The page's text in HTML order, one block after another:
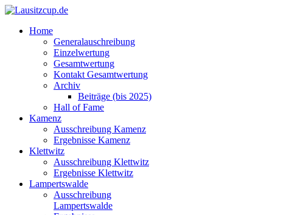
Home
Generalauschreibung
Einzelwertung
Gesamtwertung
Kontakt Gesamtwertung
Archiv
Beiträge (bis 2025)
Hall of Fame
Kamenz
Ausschreibung Kamenz
Ergebnisse Kamenz
Klettwitz
Ausschreibung Klettwitz
Ergebnisse Klettwitz
Lampertswalde
Ausschreibung
Lampertswalde